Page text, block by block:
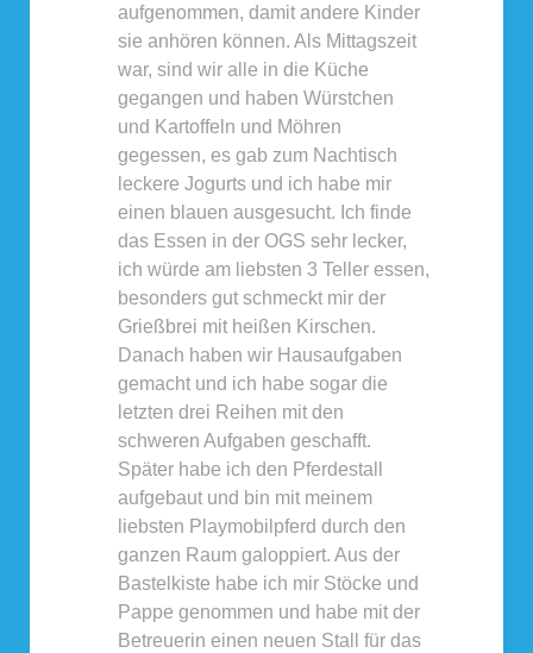
aufgenommen, damit andere Kinder
sie anhören können. Als Mittagszeit
war, sind wir alle in die Küche
gegangen und haben Würstchen
und Kartoffeln und Möhren
gegessen, es gab zum Nachtisch
leckere Jogurts und ich habe mir
einen blauen ausgesucht. Ich finde
das Essen in der OGS sehr lecker,
ich würde am liebsten 3 Teller essen,
besonders gut schmeckt mir der
Grießbrei mit heißen Kirschen.
Danach haben wir Hausaufgaben
gemacht und ich habe sogar die
letzten drei Reihen mit den
schweren Aufgaben geschafft.
Später habe ich den Pferdestall
aufgebaut und bin mit meinem
liebsten Playmobilpferd durch den
ganzen Raum galoppiert. Aus der
Bastelkiste habe ich mir Stöcke und
Pappe genommen und habe mit der
Betreuerin einen neuen Stall für das